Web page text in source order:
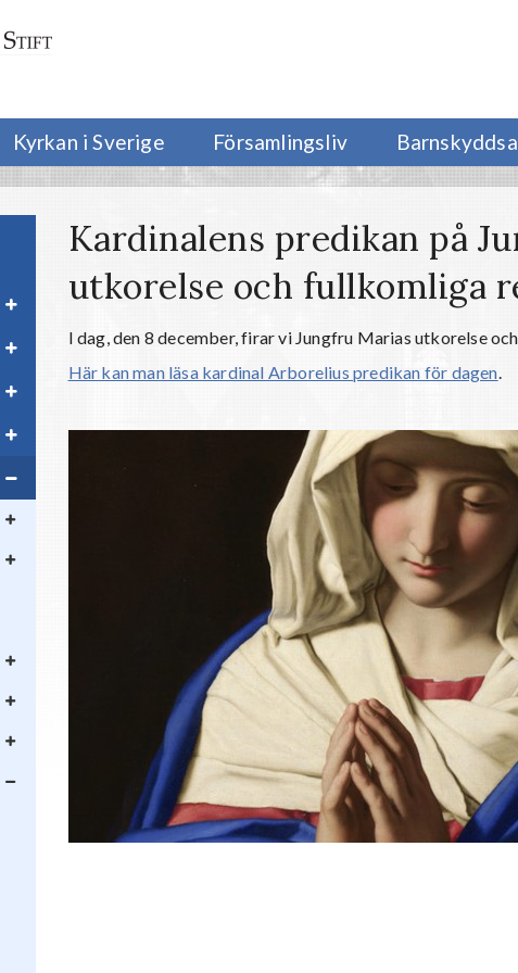
Kyrkan i Sverige Församlingsliv
Kardinalens predikan på
utkorelse och fullkomliga
I dag, den 8 december, firar vi Jungfru Marias utkorelse
Här kan man läsa kardinal Arborelius predikan för dagen.